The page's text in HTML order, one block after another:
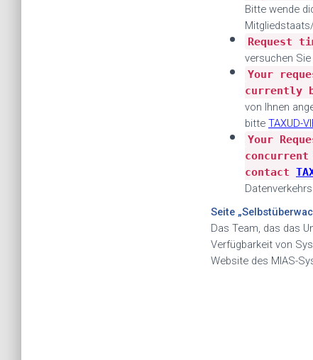
Bitte wende
• Request
versuchen
•
Your
currently
von Ihnen
bitte TAXUD-
• Your
contact
Seite
Das Team, das das
Verfügbarkeit von
Website des MIAS-